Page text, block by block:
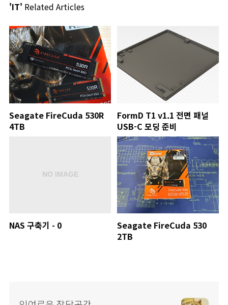
'IT' Related Articles
Seagate FireCuda 530R
4TB
FormD T1 v1.1 전면 패널
USB-C 모딩 준비
NAS 구축기 - 0
Seagate FireCuda 530
2TB